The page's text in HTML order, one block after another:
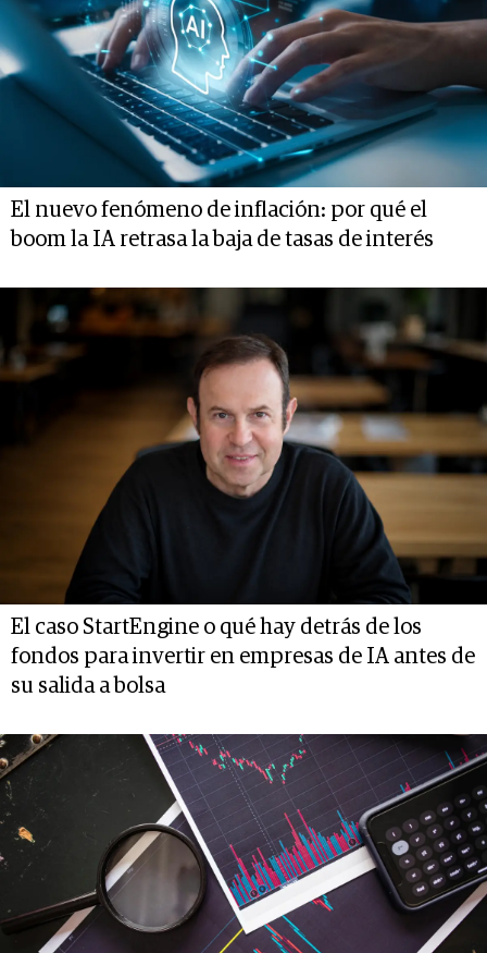
El nuevo fenómeno de inflación: por qué el
boom la IA retrasa la baja de tasas de interés
El caso StartEngine o qué hay detrás de los
fondos para invertir en empresas de IA antes de
su salida a bolsa